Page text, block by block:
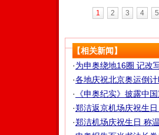
1 2 3 4 5
【相关新闻】
·为申奥绕地16圈 记改
·各地庆祝北京奥运倒计
·
《申奥纪实》披露中
·郑洁返京机场庆祝生日
·郑洁机场庆祝生日 称